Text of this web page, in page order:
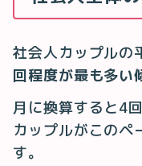
社会人カップルの
回程度が最も多い
月に換算すると4
カップルがこのペ
す。